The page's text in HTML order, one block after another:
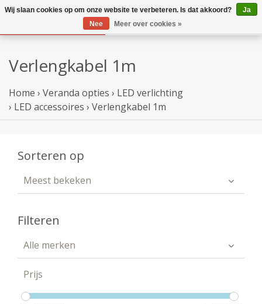
Verlengkabel 1m
Home › Veranda opties › LED verlichting
› LED accessoires › Verlengkabel 1m
Sorteren op
Meest bekeken
Filteren
Alle merken
Prijs
Wij slaan cookies op om onze website te verbeteren. Is dat akkoord?
Ja
Nee
Meer over cookies »